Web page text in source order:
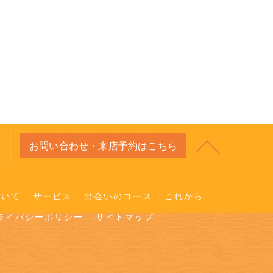
お問い合わせ・来店予約はこちら
て サービス 出会いのコース これから
イバシーポリシー サイトマップ